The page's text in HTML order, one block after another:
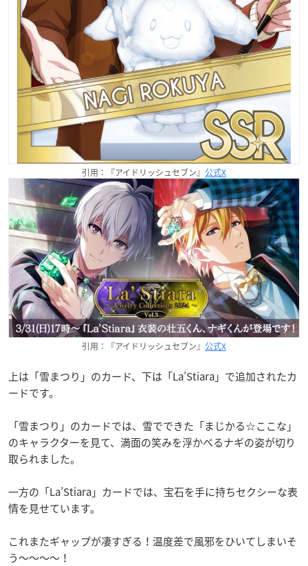
引用：『アイドリッシュセブン』 公式X
引用：『アイドリッシュセブン』 公式X
上は「雪まつり」のカード、下は「La’Stiara」で追加されたカ
ードです。
「雪まつり」のカードでは、雪でできた「まじかる☆ここな」
のキャラクターを見て、満面の笑みを浮かべるナギの姿が切り
取られました。
一方の「La’Stiara」カードでは、宝石を手に持ちセクシーな表
情を見せています。
これまたギャップが凄すぎる！温度差で風邪をひいてしまいそ
う～～～～！